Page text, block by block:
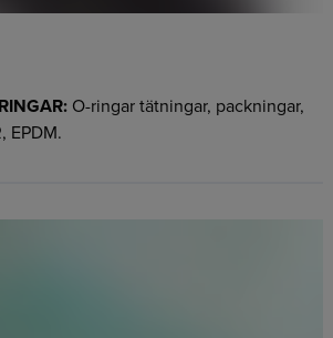
O-ringar tätningar, packningar,
EPDM.